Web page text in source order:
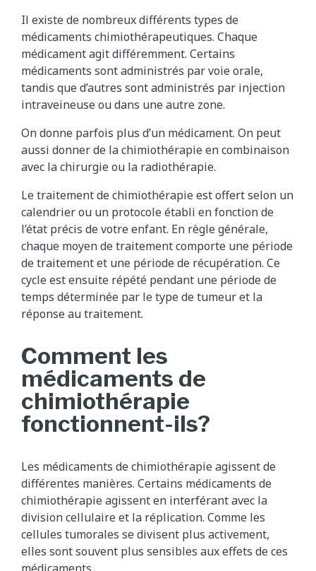
Il existe de nombreux différents types de
médicaments chimiothérapeutiques. Chaque
médicament agit différemment. Certains
médicaments sont administrés par voie orale,
tandis que d’autres sont administrés par injection
intraveineuse ou dans une autre zone.
On donne parfois plus d’un médicament. On peut
aussi donner de la chimiothérapie en combinaison
avec la chirurgie ou la radiothérapie.
Le traitement de chimiothérapie est offert selon un
calendrier ou un protocole établi en fonction de
l’état précis de votre enfant. En règle générale,
chaque moyen de traitement comporte une période
de traitement et une période de récupération. Ce
cycle est ensuite répété pendant une période de
temps déterminée par le type de tumeur et la
réponse au traitement.
Comment les
médicaments de
chimiothérapie
fonctionnent-ils?
Les médicaments de chimiothérapie agissent de
différentes manières. Certains médicaments de
chimiothérapie agissent en interférant avec la
division cellulaire et la réplication. Comme les
cellules tumorales se divisent plus activement,
elles sont souvent plus sensibles aux effets de ces